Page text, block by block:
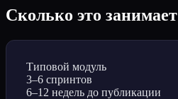
Сколько это занимает
Типовой модуль
3–6 спринтов
6–12 недель до публикации